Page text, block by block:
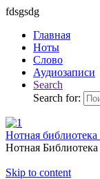
fdsgsdg
Главная
Ноты
Слово
Аудиозаписи
Search
Search for:
Нотная
Нотная
Skip to content